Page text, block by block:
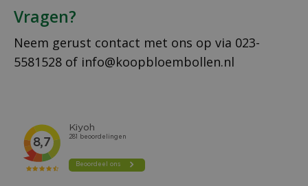
Vragen?
Neem gerust contact met ons op via 023-
5581528 of info@koopbloembollen.nl